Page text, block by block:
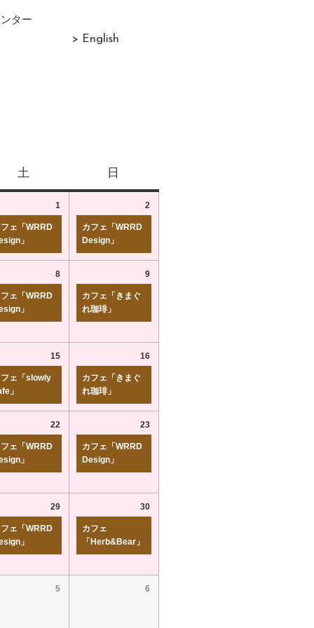
ター
> English
土 日
1
ェ「WRRD
」
2
カフェ「WRRD
Design」
8
ェ「WRRD
」
9
カフェ「きまぐ
れ珈琲」
15
ェ「slowly
」
16
カフェ「きまぐ
れ珈琲」
22
ェ「WRRD
」
23
カフェ「WRRD
Design」
29
ェ「WRRD
」
30
カフェ
「Herb&Bear」
5 6